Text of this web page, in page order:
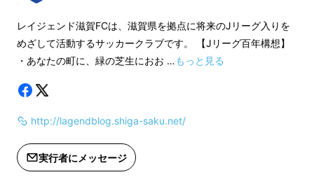
レイジェンド滋賀FCは、滋賀県を拠点に将来のJリーグ入りを
めざして活動するサッカークラブです。 【Jリーグ百年構想】
・あなたの町に、緑の芝生におお …もっと見る
http://lagendblog.shiga-saku.net/
実行者にメッセージ